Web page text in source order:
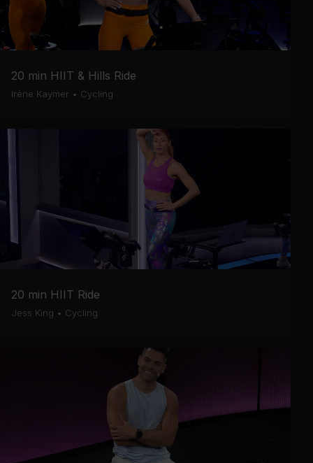
20 min HIIT & Hills Ride
Irène Kaymer • Cycling
20 min HIIT Ride
Jess King • Cycling